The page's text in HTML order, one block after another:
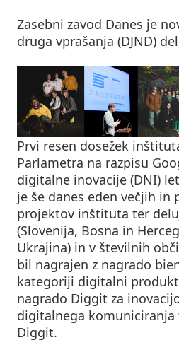
Zasebni zavod Danes je
druga vprašanja (DJND)
Prvi resen dosežek
Parlametra na razpisu
digitalne inovacije (DNI)
je še danes eden večjih in
projektov inštituta ter
(Slovenija, Bosna in
Ukrajina) in v številnih
bil nagrajen z nagrado
kategoriji digitalni
nagrado Diggit za
digitalnega komuniciranja
Diggit.